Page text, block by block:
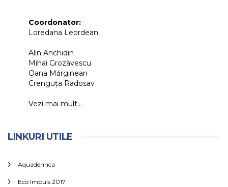
Coordonator:
Loredana Leordean
Alin Anchidin
Mihai Grozăvescu
Oana Mărginean
Crenguța Radosav
Vezi mai mult...
LINKURI UTILE
Aquademica
Eco Impuls 2017